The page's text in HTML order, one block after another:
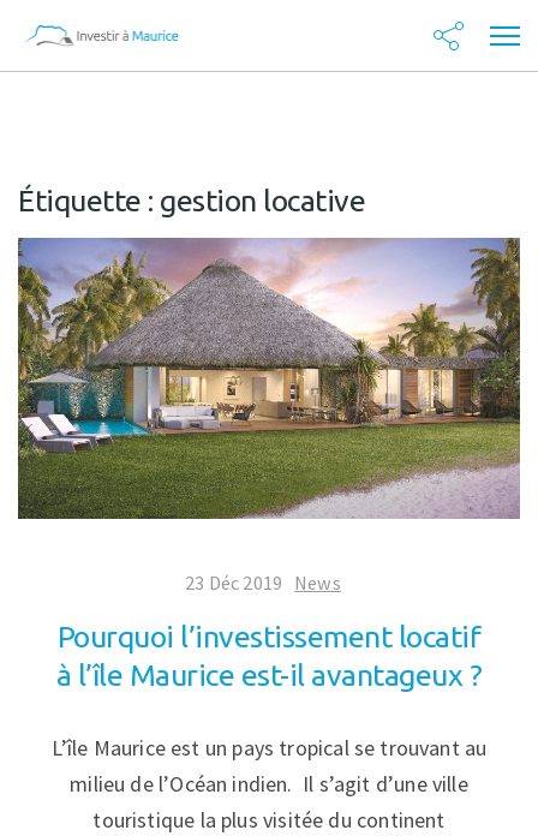
Étiquette : gestion locative
23 Déc 2019 News
Pourquoi l’investissement locatif
à l’île Maurice est-il avantageux ?
L’île Maurice est un pays tropical se trouvant au
milieu de l’Océan indien. Il s’agit d’une ville
touristique la plus visitée du continent